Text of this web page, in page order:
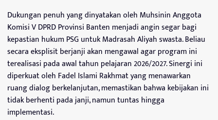
Dukungan penuh yang dinyatakan oleh Muhsinin Anggota
Komisi V DPRD Provinsi Banten menjadi angin segar bagi
kepastian hukum PSG untuk Madrasah Aliyah swasta. Beliau
secara eksplisit berjanji akan mengawal agar program ini
terealisasi pada awal tahun pelajaran 2026/2027. Sinergi ini
diperkuat oleh Fadel Islami Rakhmat yang menawarkan
ruang dialog berkelanjutan, memastikan bahwa kebijakan ini
tidak berhenti pada janji, namun tuntas hingga
implementasi.